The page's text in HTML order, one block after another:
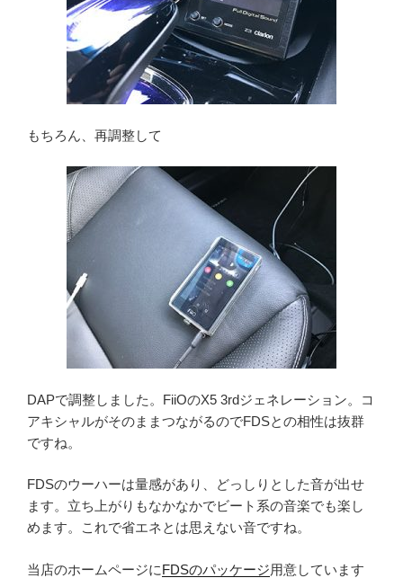
もちろん、再調整して
DAPで調整しました。FiiOのX5 3rdジェネレーション。コ
アキシャルがそのままつながるのでFDSとの相性は抜群
ですね。
FDSのウーハーは量感があり、どっしりとした音が出せ
ます。立ち上がりもなかなかでビート系の音楽でも楽し
めます。これで省エネとは思えない音ですね。
当店のホームページにFDSのパッケージ用意しています